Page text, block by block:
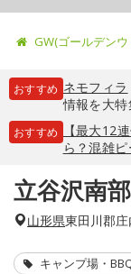
GW(ゴールデン
おすすめ ネモフィラ
情報を大特
おすすめ
【最大12
ら？混雑
立谷沢南
山形県東田川郡
キャンプ場・